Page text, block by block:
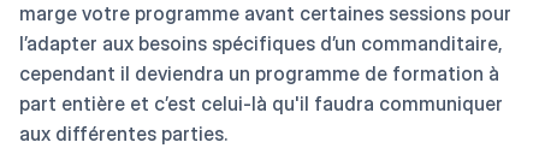
marge votre programme avant certaines sessions pour
l’adapter aux besoins spécifiques d’un commanditaire,
cependant il deviendra un programme de formation à
part entière et c’est celui-là qu'il faudra communiquer
aux différentes parties.